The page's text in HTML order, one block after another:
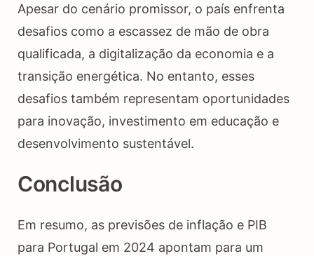
Apesar do cenário promissor, o país enfrenta
desafios como a escassez de mão de obra
qualificada, a digitalização da economia e a
transição energética. No entanto, esses
desafios também representam oportunidades
para inovação, investimento em educação e
desenvolvimento sustentável.
Conclusão
Em resumo, as previsões de inflação e PIB
para Portugal em 2024 apontam para um